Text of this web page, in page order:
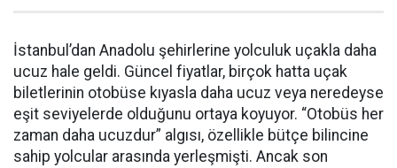
İstanbul’dan Anadolu şehirlerine yolculuk uçakla daha
ucuz hale geldi. Güncel fiyatlar, birçok hatta uçak
biletlerinin otobüse kıyasla daha ucuz veya neredeyse
eşit seviyelerde olduğunu ortaya koyuyor. “Otobüs her
zaman daha ucuzdur” algısı, özellikle bütçe bilincine
sahip yolcular arasında yerleşmişti. Ancak son